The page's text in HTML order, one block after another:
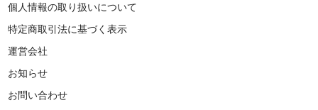
個人情報の取り扱いについて
特定商取引法に基づく表示
運営会社
お知らせ
お問い合わせ